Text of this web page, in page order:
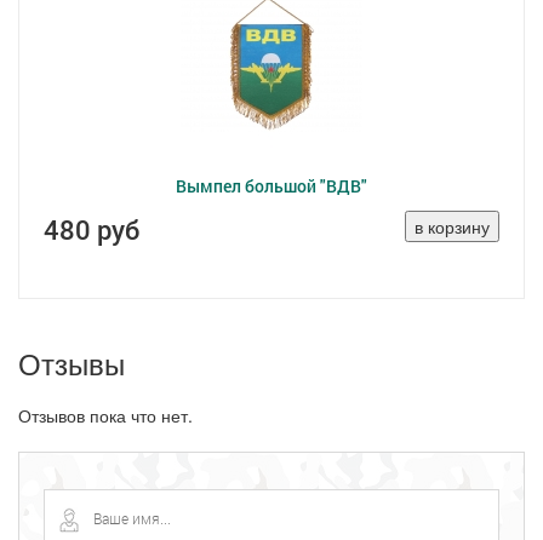
Вымпел большой "ВДВ"
480 руб
Отзывы
Отзывов пока что нет.